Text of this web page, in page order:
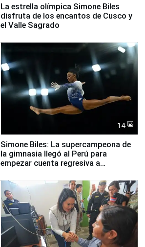
La estrella olímpica Simone Biles
disfruta de los encantos de Cusco y
el Valle Sagrado
14
Simone Biles: La supercampeona de
la gimnasia llegó al Perú para
empezar cuenta regresiva a